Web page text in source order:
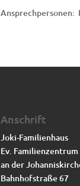
Ansprechpersonen:
Anschrift
Joki-Familienhaus
Ev. Familienzentrum
an der
Bahnhofstraße 67